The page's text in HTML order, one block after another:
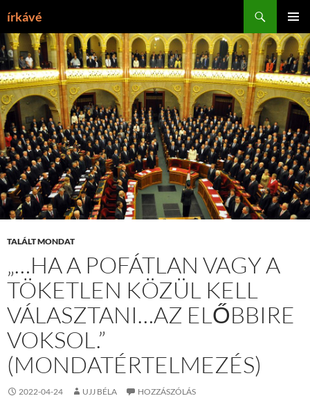
írkávé
MENÜ
TALÁLT MONDAT
„…HA A POFÁTLAN VAGY A
TÖKETLEN KÖZÜL KELL
VÁLASZTANI…AZ ELŐBBIRE
VOKSOL.”
(MONDATÉRTELMEZÉS)
2022-04-24 UJJ BÉLA HOZZÁSZÓLÁS